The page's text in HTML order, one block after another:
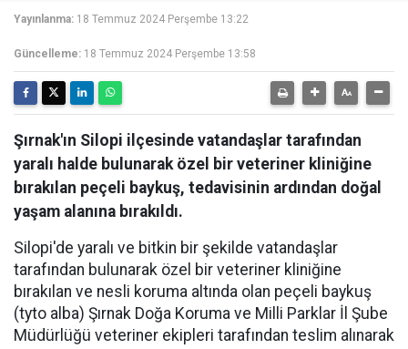
Yayınlanma: 18 Temmuz 2024 Perşembe 13:22
Güncelleme: 18 Temmuz 2024 Perşembe 13:58
Şırnak'ın Silopi ilçesinde vatandaşlar tarafından
yaralı halde bulunarak özel bir veteriner kliniğine
bırakılan peçeli baykuş, tedavisinin ardından doğal
yaşam alanına bırakıldı.
Silopi'de yaralı ve bitkin bir şekilde vatandaşlar
tarafından bulunarak özel bir veteriner kliniğine
bırakılan ve nesli koruma altında olan peçeli baykuş
(tyto alba) Şırnak Doğa Koruma ve Milli Parklar İl Şube
Müdürlüğü veteriner ekipleri tarafından teslim alınarak